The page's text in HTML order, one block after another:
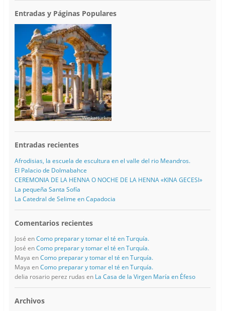
Entradas y Páginas Populares
Entradas recientes
Afrodisias, la escuela de escultura en el valle del rio Meandros.
El Palacio de Dolmabahce
CEREMONIA DE LA HENNA O NOCHE DE LA HENNA «KINA GECESI»
La pequeña Santa Sofía
La Catedral de Selime en Capadocia
Comentarios recientes
José enComo preparar y tomar el té en Turquía.
José enComo preparar y tomar el té en Turquía.
Maya enComo preparar y tomar el té en Turquía.
Maya enComo preparar y tomar el té en Turquía.
delia rosario perez rudas en La Casa de la Virgen María en Éfeso
Archivos